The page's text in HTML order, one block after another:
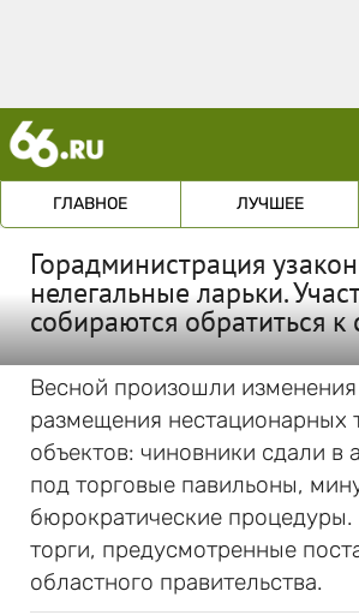
ГЛАВНОЕ ЛУЧШЕЕ
Горадминистрация
нелегальные ларьки.
собираются обратиться
Весной произошли
размещения нестационарных
объектов: чиновники сдали в
под торговые павильоны,
бюрократические
торги, предусмотренные
областного правительства.